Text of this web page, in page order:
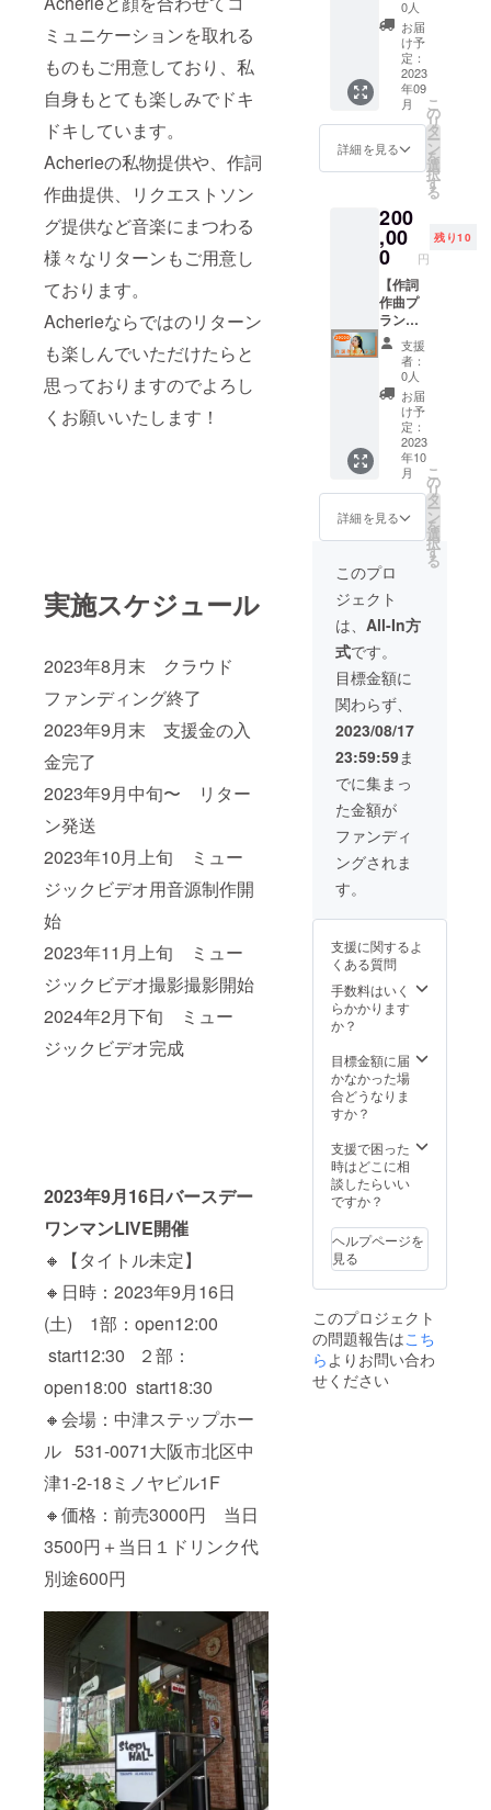
ミュニケーションを取れる
ものもご用意しており、私
自身もとても楽しみでドキ
ドキしています。
Acherieの私物提供や、作詞
作曲提供、リクエストソン
グ提供など音楽にまつわる
様々なリターンもご用意し
ております。
Acherieならではのリターン
も楽しんでいただけたらと
思っておりますのでよろし
くお願いいたします！
実施スケジュール
2023年8月末 クラウド
ファンディング終了
2023年9月末 支援金の入
金完了
2023年9月中旬〜 リター
ン発送
2023年10月上旬 ミュー
ジックビデオ用音源制作開
始
2023年11月上旬 ミュー
ジックビデオ撮影撮影開始
2024年2月下旬 ミュー
ジックビデオ完成
2023年9月16日バースデー
ワンマンLIVE開催
🔸【タイトル未定】
🔸日時：2023年9月16日
(土) 1部：open12:00
start12:30 ２部：
open18:00 start18:30
🔸会場：中津ステップホー
ル 531-0071大阪市北区中
津1-2-18ミノヤビル1F
🔸価格：前売3000円 当日
3500円＋当日１ドリンク代
別途600円
ビニー
ル・
色：ク
リア) ⑥
オリジ
ナルタ
オル (画
像参
照・サ
イズ：
×850m
m・素
材：綿
100%・
色：ホ
ワイ
ト、文
字はネ
イビー)
⑦9/16
発売5曲
入り
NEWミ
ニアル
バム(サ
イン入
り)を郵
送。(タ
イトル
及び
ジャ
ケット
等未定)
⑧Ache
rieより
お礼の
メール
をお送
りさせ
ていた
だきま
す
⑨12/16
Xmas
LIVEに
ご招待
⑩9/16
ワンマ
後に
ショッ
トを撮
影
11.9/16
ライブ
サルの
見学。
12.9/16
ライブ
後、楽
屋にて
お話及
びご挨
13.Ach
erie本
人と一
緒に
Music
Salonで
45分間
ボイス
トレー
を制作
する際
に使用
してお
りま
す。
ティー
・結婚
式 ・企
業様レ
セプ
ション
パー
ティー
・その
他イベ
交通費
別途
※30分ス
テージ
(選曲や
曲数等
は別途
相談) ※
新大阪
から会
場まで
片道3時
間以
内、日
帰りで
伺える
場所の
み（宿
泊が必
要な場
合は相
談） ※
備考欄
にて会
場や内
容、リ
クエス
ト曲な
ど詳細
を記入
して下
さい。
※ご相談
等は担
当ス
タッフ
がメー
ルで行
きま
内容：
①Ache
rie私物
の電子
ピアノ
(サイン
付き)を
お送
り。(郵
送)
rieより
サン
キュー
カード
を同
封。
Acherie
の私
物、
YAMAH
Aの電子
ピアノ
(NP-
32WH
ピアノ
風キー
ボード)
にサイ
ンを書
いてお
送りし
ます。
※郵送の
み。送
料はこ
ちらで
負担し
ます。
Acherie
の自宅
にあ
る、こ
の電子
ピアノ
で数々
のオリ
ジナル
ソング
した。
0人
お届
け予
定：
2023
年09
月
詳細を見る
こ
の
リ
タ
ー
ン
を
選
択
す
る
200
,00
0 円
残り10
【作詞
作曲プ
ラン】
リター
ン内
容： ①
あなた
の為に
作詞作
曲を行
いま
す。
（レ
コー
ディン
グを行
い音源
データ
をメー
ルにて
お送
り）
Acherie
があな
たの為
に作詞
作曲を
させて
いただ
きま
す。 結
婚式の
お祝い
や、会
で利用
ただけ
たら嬉
しいで
す♪ ※ど
んなイ
の曲に
してほ
しいか
など要
いて作
詞作曲
させて
いただ
す。(備
考欄に
お書き
くださ
成した
ら音源
データ
をメー
ルにて
支援
者：
0人
お届
け予
定：
2023
年10
月
詳細を見る
こ
の
リ
タ
ー
ン
を
選
択
す
る
このプロ
ジェクト
は、 All-In方
式です。
目標金額に
関わらず、
2023/08/17
23:59:59ま
でに集まっ
た金額が
ファンディ
ングされま
す。
支援に関するよ
くある質問
手数料はいく
らかかります
か？
目標金額に届
かなかった場
合どうなりま
すか？
支援で困った
時はどこに相
談したらいい
ですか？
ヘルプページを
見る
このプロジェクト
の問題報告はこち
らよりお問い合わ
せください